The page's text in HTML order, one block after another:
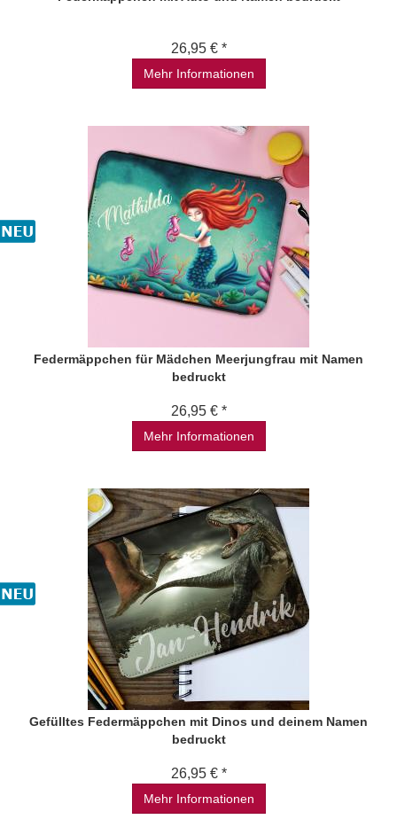
26,95 € *
Mehr Informationen
Federmäppchen für Mädchen Meerjungfrau mit Namen
bedruckt
26,95 € *
Mehr Informationen
Gefülltes Federmäppchen mit Dinos und deinem Namen
bedruckt
26,95 € *
Mehr Informationen